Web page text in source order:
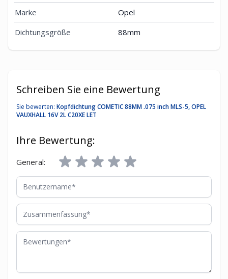
Marke
Opel
Dichtungsgröße
88mm
Schreiben Sie eine Bewertung
Sie bewerten: Kopfdichtung COMETIC 88MM .075 inch MLS-5, OPEL
VAUXHALL 16V 2L C20XE LET
Ihre Bewertung:
General:
Benutzername
Zusammenfassung
Bewertungen